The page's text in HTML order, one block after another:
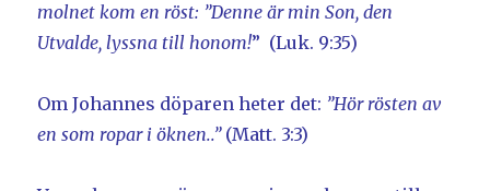
molnet kom en röst: ”Denne är min Son, den
Utvalde, lyssna till honom!” (Luk. 9:35)
Om Johannes döparen heter det: ”Hör rösten av
en som ropar i öknen..” (Matt. 3:3)